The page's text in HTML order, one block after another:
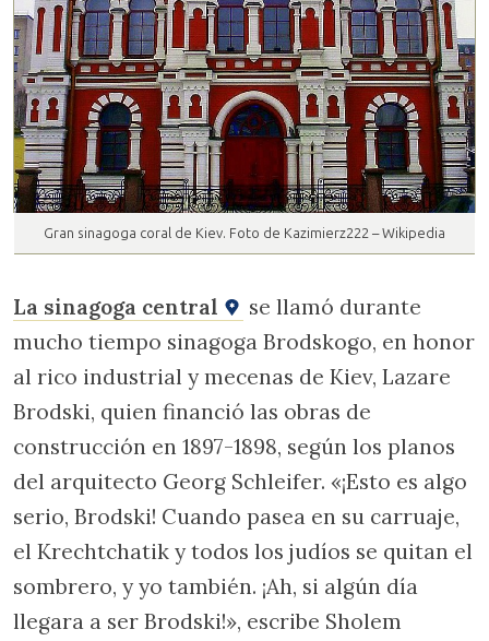
Gran sinagoga coral de Kiev. Foto de Kazimierz222 – Wikipedia
La sinagoga central
se llamó durante
mucho tiempo sinagoga Brodskogo, en honor
al rico industrial y mecenas de Kiev, Lazare
Brodski, quien financió las obras de
construcción en 1897-1898, según los planos
del arquitecto Georg Schleifer. «¡Esto es algo
serio, Brodski! Cuando pasea en su carruaje,
el Krechtchatik y todos los judíos se quitan el
sombrero, y yo también. ¡Ah, si algún día
llegara a ser Brodski!», escribe Sholem